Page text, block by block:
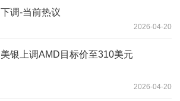
下调-当前热议
2026-04-20
美银上调AMD目标价至310美元
2026-04-20